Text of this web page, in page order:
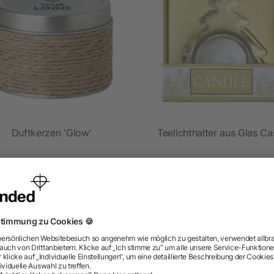
Duftkerzen 'Glow'
ab 0,58 €
Teelichthalter aus Glas
Wir haben die Antworten.